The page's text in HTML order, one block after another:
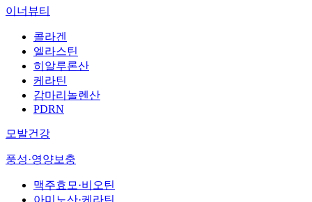
이너뷰티
콜라겐
엘라스틴
히알루론산
케라틴
감마리놀렌산
PDRN
모발건강
풍성·영양보충
맥주효모·비오틴
아미노산·케라틴